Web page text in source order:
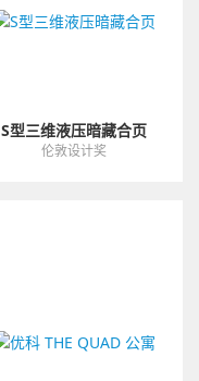
S型三维液压暗藏合页
伦敦设计奖